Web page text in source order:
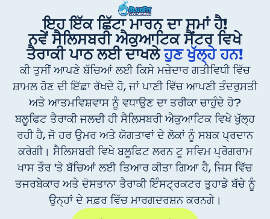
ਇਹ ਇੱਕ ਛਿੱਟਾ ਮਾਰਨ ਦਾ ਸਮਾਂ ਹੈ!
ਨਵੇਂ ਸੈਲਿਸਬਰੀ ਐਕੁਆਟਿਕ ਸੈਂਟਰ ਵਿਖੇ
ਤੈਰਾਕੀ ਪਾਠ ਲਈ ਦਾਖਲੇਹੁਣ ਖੁੱਲ੍ਹੇ ਹਨ!
ਕੀ ਤੁਸੀਂ ਆਪਣੇ ਬੱਚਿਆਂ ਲਈ ਕਿਸੇ ਮਜ਼ੇਦਾਰ ਗਤੀਵਿਧੀ ਵਿੱਚ
ਸ਼ਾਮਲ ਹੋਣ ਦੀ ਇੱਛਾ ਰੱਖਦੇ ਹੋ, ਜਾਂ ਪਾਣੀ ਵਿੱਚ ਆਪਣੀ ਤੰਦਰੁਸਤੀ
ਅਤੇ ਆਤਮਵਿਸ਼ਵਾਸ ਨੂੰ ਵਧਾਉਣ ਦਾ ਤਰੀਕਾ ਚਾਹੁੰਦੇ ਹੋ?
ਬਲੂਫਿਟ ਤੈਰਾਕੀ ਜਲਦੀ ਹੀ ਸੈਲਿਸਬਰੀ ਐਕੁਆਟਿਕ ਵਿਖੇ ਖੁੱਲ੍ਹ
ਰਹੀ ਹੈ, ਜੋ ਹਰ ਉਮਰ ਅਤੇ ਯੋਗਤਾਵਾਂ ਦੇ ਲੋਕਾਂ ਨੂੰ ਸਬਕ ਪ੍ਰਦਾਨ
ਕਰੇਗੀ। ਸੈਲਿਸਬਰੀ ਵਿਖੇ ਬਲੂਫਿਟ ਲਰਨ ਟੂ ਸਵਿਮ ਪ੍ਰੋਗਰਾਮ
ਖਾਸ ਤੌਰ 'ਤੇ ਬੱਚਿਆਂ ਲਈ ਤਿਆਰ ਕੀਤਾ ਗਿਆ ਹੈ, ਜਿਸ ਵਿੱਚ
ਤਜਰਬੇਕਾਰ ਅਤੇ ਦੋਸਤਾਨਾ ਤੈਰਾਕੀ ਇੰਸਟ੍ਰਕਟਰ ਤੁਹਾਡੇ ਬੱਚੇ ਨੂੰ
ਉਨ੍ਹਾਂ ਦੇ ਸਫ਼ਰ ਵਿੱਚ ਮਾਰਗਦਰਸ਼ਨ ਕਰਨਗੇ।